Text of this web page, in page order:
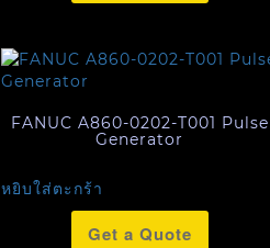
FANUC A860-0202-T001 Pulse
Generator
หยิบใส่ตะกร้า
Get a Quote